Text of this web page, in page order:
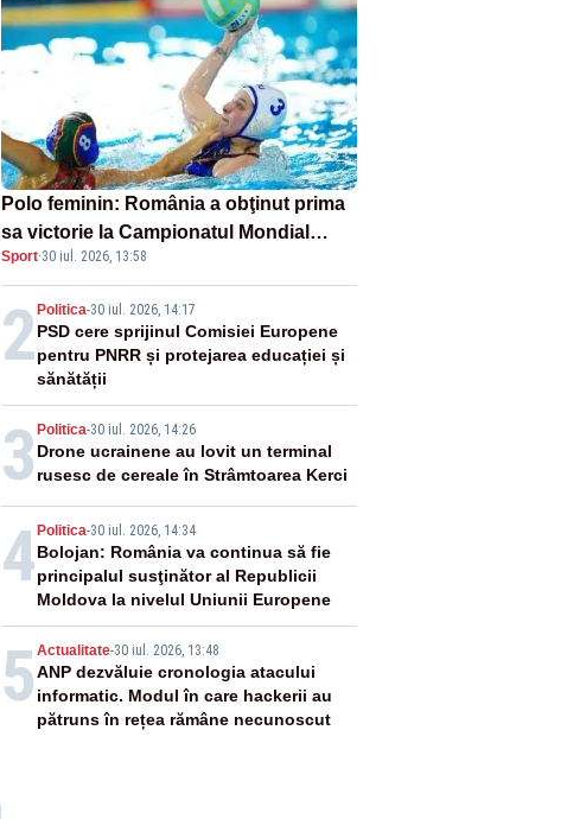
Polo feminin: România a obţinut prima
sa victorie la Campionatul Mondial
Under-16
Sport·30 iul. 2026, 13:58
2Politica-30 iul. 2026, 14:17
PSD cere sprijinul Comisiei Europene
pentru PNRR și protejarea educației și
sănătății
3 Politica-30 iul. 2026, 14:26
Drone ucrainene au lovit un terminal
rusesc de cereale în Strâmtoarea Kerci
4Politica-30 iul. 2026, 14:34
Bolojan: România va continua să fie
principalul susţinător al Republicii
Moldova la nivelul Uniunii Europene
5 Actualitate-30 iul. 2026, 13:48
ANP dezvăluie cronologia atacului
informatic. Modul în care hackerii au
pătruns în rețea rămâne necunoscut